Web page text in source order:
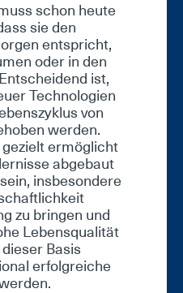
schon heute
sie den
entspricht,
oder in den
ist,
Technologien
von
werden.
ermöglicht
abgebaut
insbesondere
zu bringen und
Lebensqualität
Basis
erfolgreiche